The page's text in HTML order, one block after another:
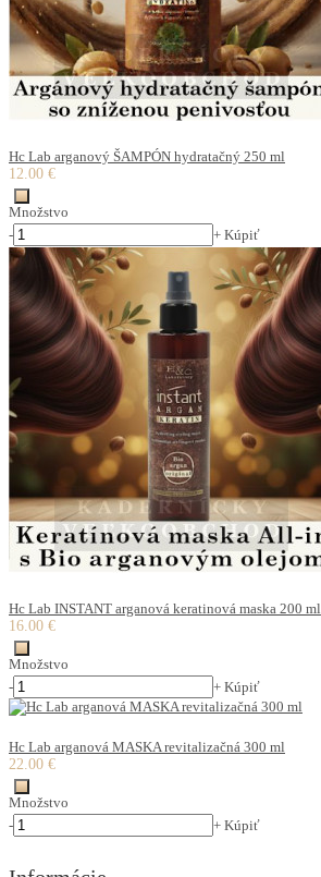
Hc Lab arganový ŠAMPÓN hydratačný 250 ml
12.00 €
Množstvo
-
+ Kúpiť
Hc Lab INSTANT arganová keratinová maska 200 ml
16.00 €
Množstvo
-
+ Kúpiť
Hc Lab arganová MASKA revitalizačná 300 ml
22.00 €
Množstvo
-
+ Kúpiť